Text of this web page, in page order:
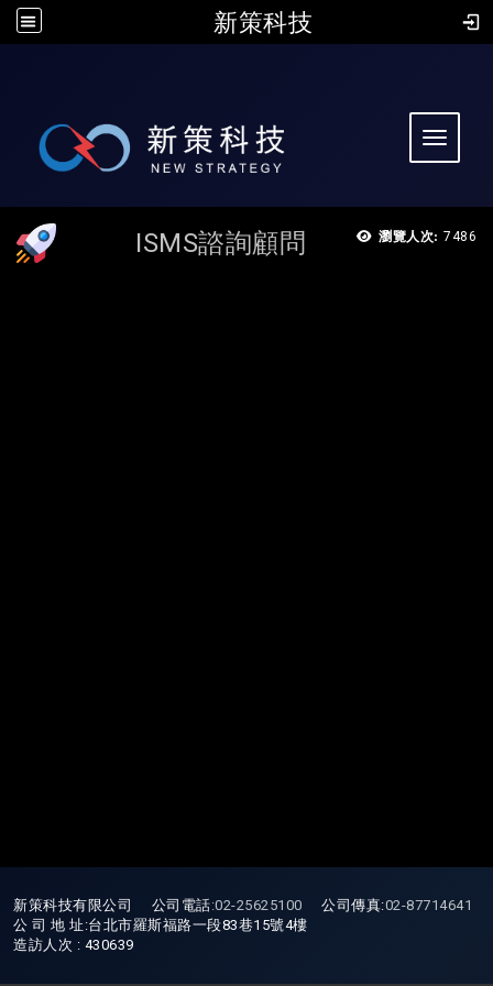
新策科技
Toggle
瀏覽人次: 7486
ISMS諮詢顧問
新策科技有限公司 公司電話:02-25625100 公司傳真:02-87714641
公 司 地 址:台北市羅斯福路一段83巷15號4樓
造訪人次 : 430639